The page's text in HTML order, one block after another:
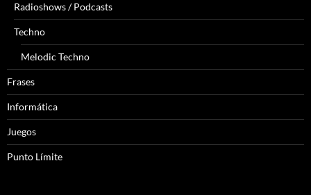
Radioshows / Podcasts
Techno
Melodic Techno
Frases
Informática
Juegos
Punto Límite